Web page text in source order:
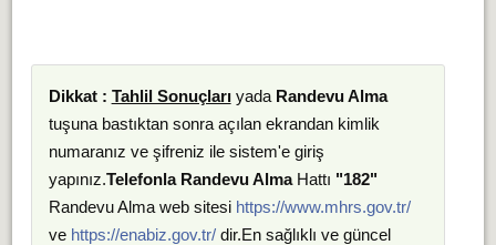
Dikkat : Tahlil Sonuçlarıyada Randevu Alma
tuşuna bastıktan sonra açılan ekrandan kimlik
numaranız ve şifreniz ile sistem'e giriş
yapınız.Telefonla Randevu AlmaHattı "182"
Randevu Alma web sitesi https://www.mhrs.gov.tr/
ve https://enabiz.gov.tr/dir.En sağlıklı ve güncel